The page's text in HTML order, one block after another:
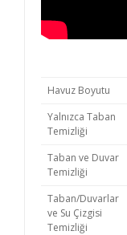
Havuz Boyutu
Yalnızca Taban
Temizliği
Taban ve Duvar
Temizliği
Taban/Duvarlar
ve Su Çizgisi
Temizliği